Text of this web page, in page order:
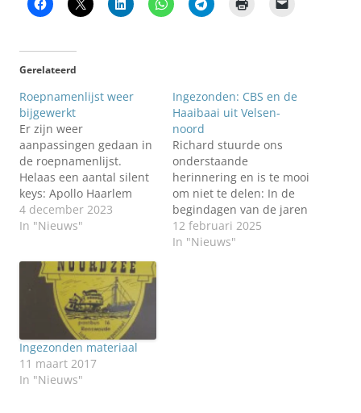
Gerelateerd
Roepnamenlijst weer
bijgewerkt
Er zijn weer
aanpassingen gedaan in
de roepnamenlijst.
Helaas een aantal silent
keys: Apollo Haarlem
(PA4MB) FRC (PE1ADN)
Amstel (PA1HZ) Maar ook
aanpassingen: ARGO
(PD0JW) is actief op 2mtr,
hf. JVC (PE1DMJ) woonde
op het laatst in Delfzijl.
Van een mede-amateur
kregen wij de vraag of
iemand…
4 december 2023
In "Nieuws"
Ingezonden: CBS en de
Haaibaai uit Velsen-
noord
Richard stuurde ons
onderstaande
herinnering en is te mooi
om niet te delen: In de
begindagen van de jaren
1977 tot aan pakweg, het
jaar 1990 waren wij in
12 februari 2025
In "Nieuws"
Ingezonden materiaal
11 maart 2017
In "Nieuws"